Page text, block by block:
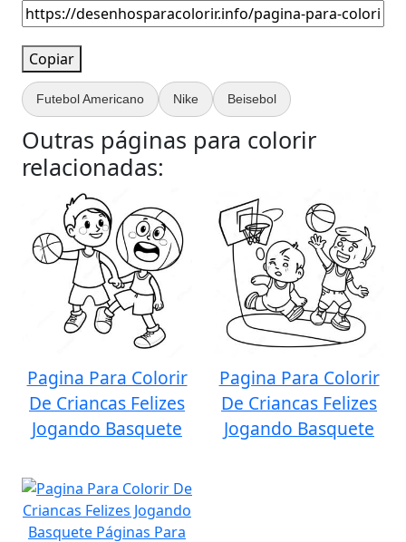
Copiar
Futebol Americano Nike Beisebol
Outras páginas para colorir
relacionadas:
Pagina Para Colorir
De Criancas Felizes
Jogando Basquete
Pagina Para Colorir
De Criancas Felizes
Jogando Basquete